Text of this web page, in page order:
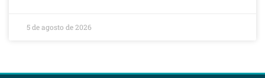
5 de agosto de 2026